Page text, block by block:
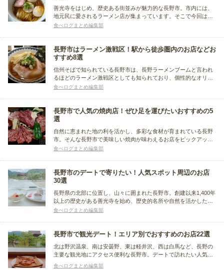
善光寺をはじめ、歴史ある街並みが魅力的な長野市。市内には、
地元民に愛されるラーメン店が集まっています。そこで今回は、
深夜営業のお店や通し営業のお店など、長野市で美味しいラーメ
食べログまとめ編集部
長野市はラーメン激戦区！駅から徒歩圏内のお店などお
すすめ8選
信州そばで知られている長野市は、長野ラーメンブームと言われ
るほどのラーメン激戦区としても知られており、個性的なオリジ
ナルラーメンが多いのも特徴的です。幅広いバリエーションの
食べログまとめ編集部
長野市で人気の焼肉店！ぜひ足を運びたいおすすめの5
選
自然に恵まれた地の利を活かし、多彩な食材が育まれている長野
市。そんな長野市で美味しい焼肉が味わえるお店をピックアップ
して紹介します。ブランド牛である信州プレミアム牛肉や、和牛
食べログまとめ編集部
長野市のデートで寄りたい！人気スポット周辺のお店
30選
長野県の北部に位置し、山々に囲まれた長野市。創建以来1,400年
以上の歴史がある善光寺を始め、歴史的名所や自然を活かした見
どころもたくさんあります。そんな長野市でのデートでおすすめ
食べログまとめ編集部
長野市で観光デート！エリア別でおすすめのお店22選
北は野沢温泉、南は安曇野、東は軽井沢、西は白馬など、長野の
主要な観光地にアクセス便利な長野市。デートで訪れたい人気ス
ポットがたくさんあります。今回は、デート途中のランチや食べ
歩き、ディナーにおすすめのお店をご紹介！善光寺、戸隠神社、
食べログまとめ編集部